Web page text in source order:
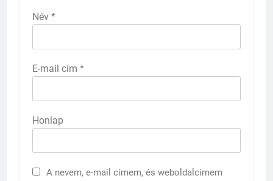
Név *
E-mail cím *
Honlap
A nevem, e-mail címem, és weboldalcímem